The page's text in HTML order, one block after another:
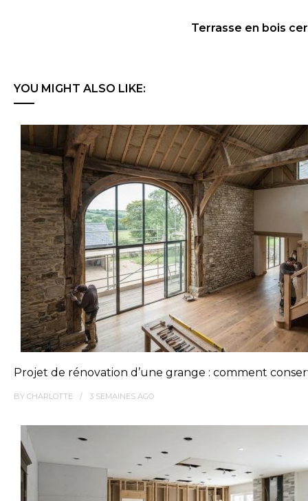
Terrasse en bois
YOU MIGHT ALSO LIKE:
Projet de rénovation d’une grange : comment
BY CHARLOTTE 3 SEMAINES AGO